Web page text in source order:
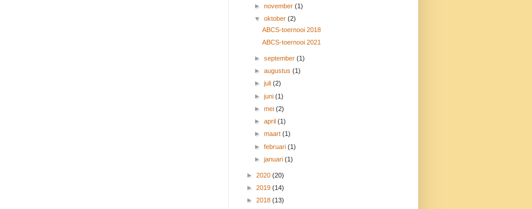
►november(1)
▼oktober(2)
ABCS-toernooi 2018
ABCS-toernooi 2021
►september(1)
►augustus(1)
►juli(2)
►juni(1)
►mei(2)
►april(1)
►maart(1)
►februari(1)
►januari(1)
► 2020 (20)
► 2019 (14)
► 2018 (13)